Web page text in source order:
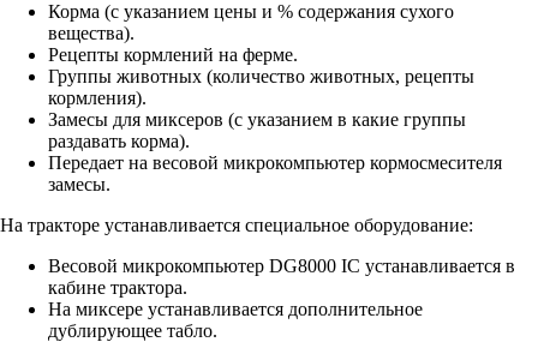
Корма (с указанием цены и % содержания сухого
вещества).
Рецепты кормлений на ферме.
Группы животных (количество животных, рецепты
кормления).
Замесы для миксеров (с указанием в какие группы
раздавать корма).
Передает на весовой микрокомпьютер кормосмесителя
замесы.
На тракторе устанавливается специальное оборудование:
Весовой микрокомпьютер DG8000 IC устанавливается в
кабине трактора.
На миксере устанавливается дополнительное
дублирующее табло.